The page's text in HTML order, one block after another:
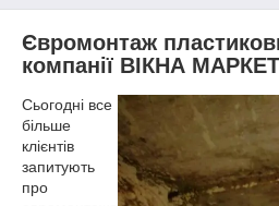
Євромонтаж
компанії ВІКНА МАРКЕТ
Сьогодні все
більше
клієнтів
запитують
про